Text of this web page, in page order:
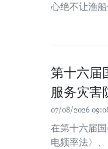
心绝不让渔
第十六届
服务灾害
07/08/2026
在第十六届
电频率法〉